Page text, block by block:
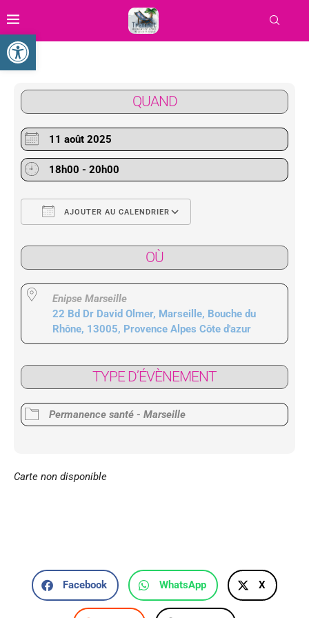
Ouvrir la barre d’outils
QUAND
11 août 2025
18h00 - 20h00
AJOUTER AU CALENDRIER
OÙ
Enipse Marseille
22 Bd Dr David Olmer, Marseille, Bouche du
Rhône, 13005, Provence Alpes Côte d'azur
TYPE D’ÉVÈNEMENT
Permanence santé - Marseille
Carte non disponible
Facebook WhatsApp X